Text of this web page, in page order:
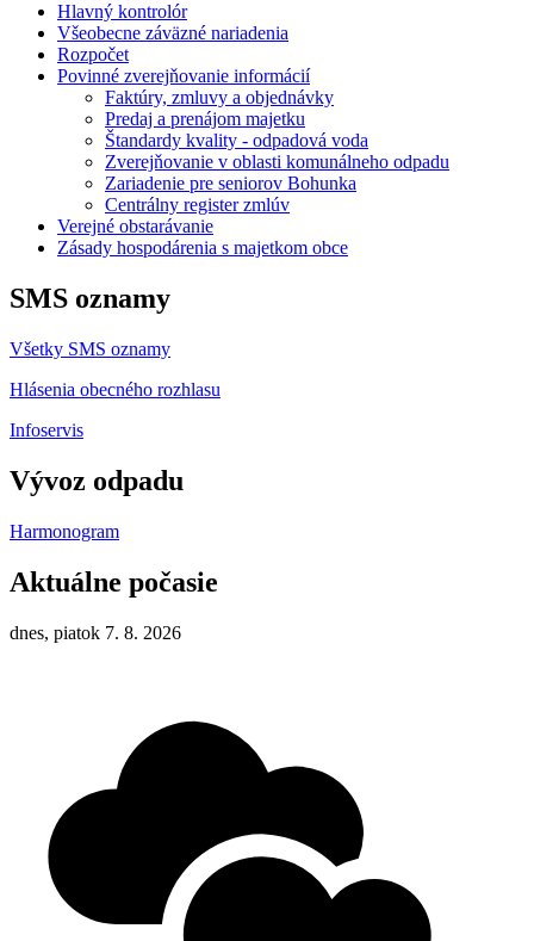
Hlavný kontrolór
Všeobecne záväzné nariadenia
Rozpočet
Povinné zverejňovanie informácií
Faktúry, zmluvy a objednávky
Predaj a prenájom majetku
Štandardy kvality - odpadová voda
Zverejňovanie v oblasti komunálneho odpadu
Zariadenie pre seniorov Bohunka
Centrálny register zmlúv
Verejné obstarávanie
Zásady hospodárenia s majetkom obce
SMS oznamy
Všetky SMS oznamy
Hlásenia obecného rozhlasu
Infoservis
Vývoz odpadu
Harmonogram
Aktuálne počasie
dnes, piatok 7. 8. 2026